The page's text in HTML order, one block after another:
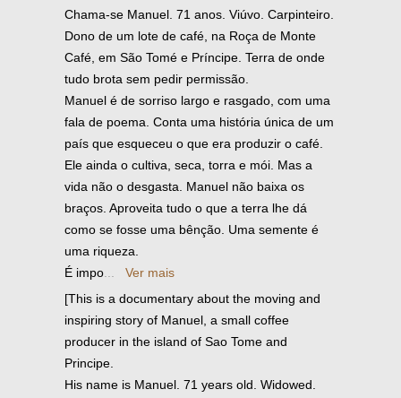
Chama-se Manuel. 71 anos. Viúvo. Carpinteiro.
Dono de um lote de café, na Roça de Monte
Café, em São Tomé e Príncipe. Terra de onde
tudo brota sem pedir permissão.
Manuel é de sorriso largo e rasgado, com uma
fala de poema. Conta uma história única de um
país que esqueceu o que era produzir o café.
Ele ainda o cultiva, seca, torra e mói. Mas a
vida não o desgasta. Manuel não baixa os
braços. Aproveita tudo o que a terra lhe dá
como se fosse uma bênção. Uma semente é
uma riqueza.
É impo
Ver mais
[This is a documentary about the moving and
inspiring story of Manuel, a small coffee
producer in the island of Sao Tome and
Principe.
His name is Manuel. 71 years old. Widowed.